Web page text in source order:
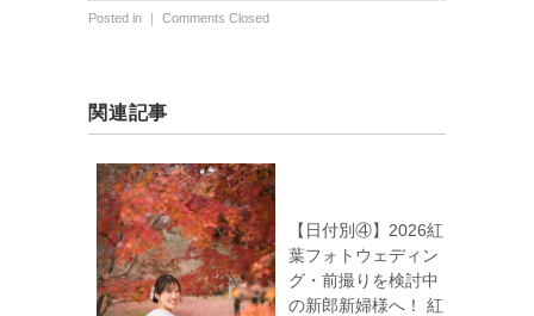
Posted in ｜ Comments Closed
関連記事
【日付別④】2026紅
葉フォトウェディン
グ・前撮りを検討中
の新郎新婦様へ！ 紅